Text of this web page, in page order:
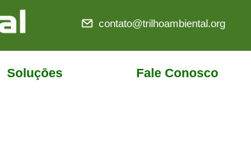
contato@trilhoambiental.org
Soluçōes Fale Conosco